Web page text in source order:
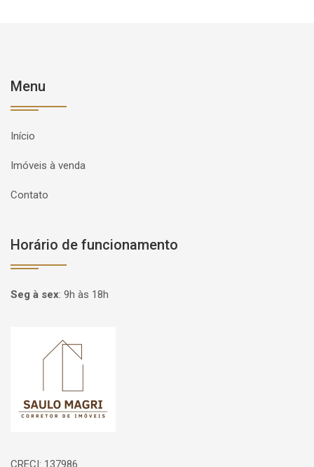
Menu
Início
Imóveis à venda
Contato
Horário de funcionamento
Seg à sex: 9h às 18h
Página inicial
CRECI: 137986